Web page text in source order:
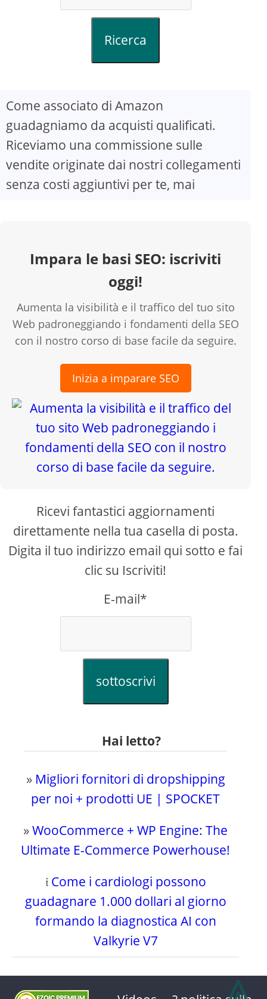
Ricerca
Come associato di Amazon
guadagniamo da acquisti qualificati.
Riceviamo una commissione sulle
vendite originate dai nostri collegamenti
senza costi aggiuntivi per te, mai
Impara le basi SEO: iscriviti
oggi!
Aumenta la visibilità e il traffico del tuo sito
Web padroneggiando i fondamenti della SEO
con il nostro corso di base facile da seguire.
Inizia a imparare SEO
Ricevi fantastici aggiornamenti
direttamente nella tua casella di posta.
Digita il tuo indirizzo email qui sotto e fai
clic su Iscriviti!
E-mail*
sottoscrivi
Hai letto?
» Migliori fornitori di dropshipping
per noi + prodotti UE | SPOCKET
»WooCommerce + WP Engine: The
Ultimate E-Commerce Powerhouse!
𝔦 Come i cardiologi possono
guadagnare 1.000 dollari al giorno
formando la diagnostica AI con
Valkyrie V7